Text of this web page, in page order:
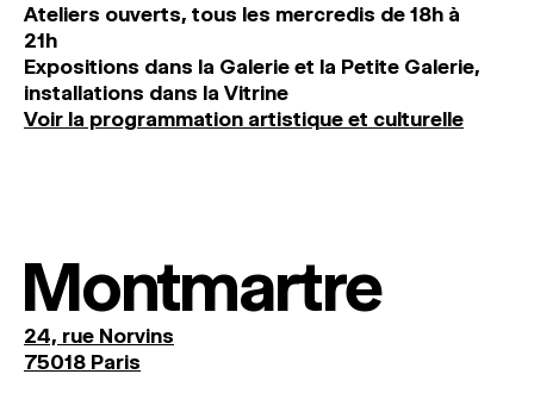
Ateliers ouverts, tous les mercredis de 18h à
21h
Expositions dans la Galerie et la Petite Galerie,
installations dans la Vitrine
Voir la programmation artistique et culturelle
Montmartre
24, rue Norvins
75018 Paris